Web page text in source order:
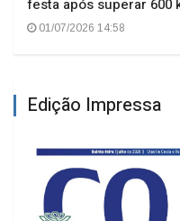
01/07/2026 14:58
Edição Impressa